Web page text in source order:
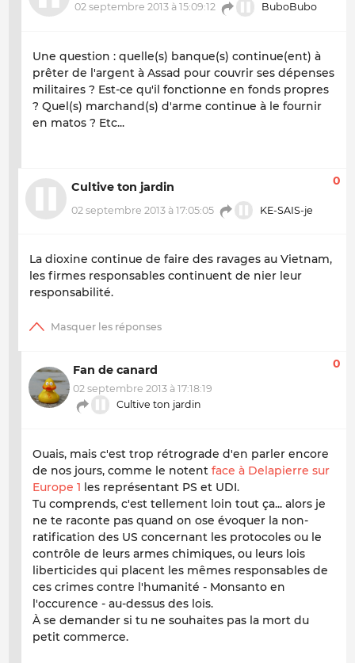
02 septembre 2013 à 15:09:12 BuboBubo
Une question : quelle(s) banque(s) continue(ent) à
prêter de l'argent à Assad pour couvrir ses dépenses
militaires ? Est-ce qu'il fonctionne en fonds propres
? Quel(s) marchand(s) d'arme continue à le fournir
en matos ? Etc...
Cultive ton jardin
02 septembre 2013 à 17:05:05 KE-SAIS-je
0
La dioxine continue de faire des ravages au Vietnam,
les firmes responsables continuent de nier leur
responsabilité.
Fan de canard
02 septembre 2013 à 17:18:19
Cultive ton jardin
0
Ouais, mais c'est trop rétrograde d'en parler encore
de nos jours, comme le notent face à Delapierre sur
Europe 1 les représentant PS et UDI.
Tu comprends, c'est tellement loin tout ça... alors je
ne te raconte pas quand on ose évoquer la non-
ratification des US concernant les protocoles ou le
contrôle de leurs armes chimiques, ou leurs lois
liberticides qui placent les mêmes responsables de
ces crimes contre l'humanité - Monsanto en
l'occurence - au-dessus des lois.
À se demander si tu ne souhaites pas la mort du
petit commerce.